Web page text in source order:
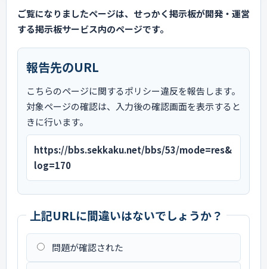
ご覧になりましたページは、せっかく掲示板が開発・運営
する掲示板サービス内のページです。
報告先のURL
こちらのページに関するポリシー違反を報告します。
対象ページの確認は、入力後の確認画面を表示すると
きに行います。
https://bbs.sekkaku.net/bbs/53/mode=res&
log=170
上記URLに間違いはないでしょうか？
問題が確認された